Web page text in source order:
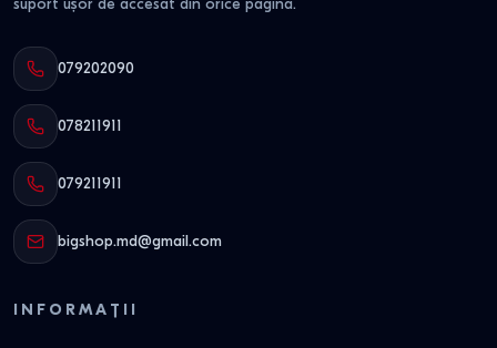
suport ușor de accesat din orice pagină.
079202090
078211911
079211911
bigshop.md@gmail.com
INFORMAȚII